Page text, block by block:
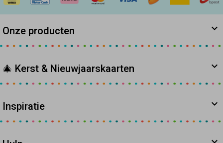
Onze producten
🎄 Kerst & Nieuwjaarskaarten
Inspiratie